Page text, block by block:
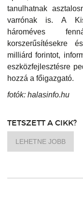
tanulhatnak
varrónak is. A
hároméves
korszerűsítésekre
milliárd forintot,
eszközfejlesztésre
hozzá a főigazgató.
fotók: halasinfo.hu
TETSZETT A CIKK?
LEHETNE JOBB